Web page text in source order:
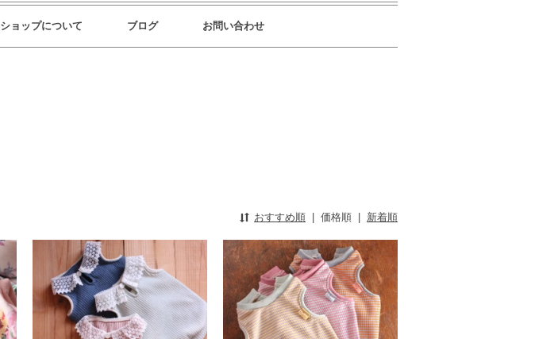
ショップについて ブログ お問い合わせ
おすすめ順 | 価格順 | 新着順